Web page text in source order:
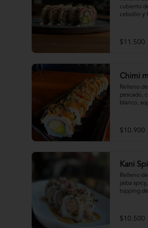
cubierto
cebollin y
$11.500
Chimi
Relleno
pescado,
blanco,
$10.900
Kani
Relleno
jaiba
topping
$10.500